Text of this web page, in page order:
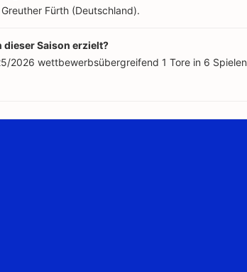
Fürth (Deutschland).
dieser Saison erzielt?
2026 wettbewerbsübergreifend 1 Tore in 6 Spielen